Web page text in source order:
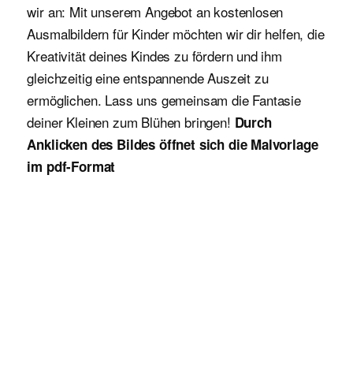
wir an: Mit unserem Angebot an kostenlosen
Ausmalbildern für Kinder möchten wir dir helfen, die
Kreativität deines Kindes zu fördern und ihm
gleichzeitig eine entspannende Auszeit zu
ermöglichen. Lass uns gemeinsam die Fantasie
deiner Kleinen zum Blühen bringen! Durch
Anklicken des Bildes öffnet sich die Malvorlage
im pdf-Format